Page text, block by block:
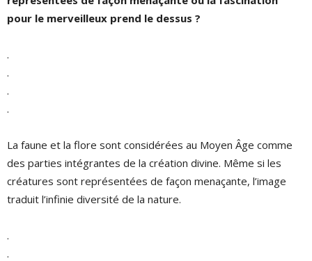
pour le merveilleux prend le dessus ?
.
.
.
.
La faune et la flore sont considérées au Moyen Âge comme
des parties intégrantes de la création divine. Même si les
créatures sont représentées de façon menaçante, l’image
traduit l’infinie diversité de la nature.
.
.